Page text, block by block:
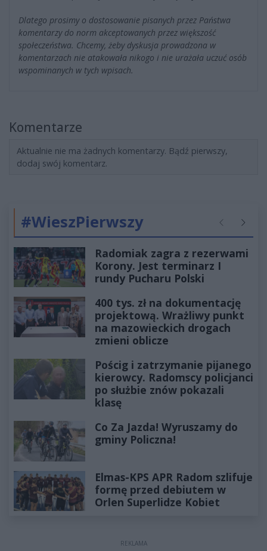
Dlatego prosimy o dostosowanie pisanych przez Państwa
komentarzy do norm akceptowanych przez większość
społeczeństwa. Chcemy, żeby dyskusja prowadzona w
komentarzach nie atakowała nikogo i nie urażała uczuć osób
wspominanych w tych wpisach.
Komentarze
Aktualnie nie ma żadnych komentarzy. Bądź pierwszy,
dodaj swój komentarz.
#WieszPierwszy Poprzednie
Radomiak zagra z rezerwami
Korony. Jest terminarz I
rundy Pucharu Polski
400 tys. zł na dokumentację
projektową. Wrażliwy punkt
na mazowieckich drogach
zmieni oblicze
Pościg i zatrzymanie pijanego
kierowcy. Radomscy policjanci
po służbie znów pokazali
klasę
Co Za Jazda! Wyruszamy do
gminy Policzna!
Elmas-KPS APR Radom szlifuje
formę przed debiutem w
Orlen Superlidze Kobiet
REKLAMA